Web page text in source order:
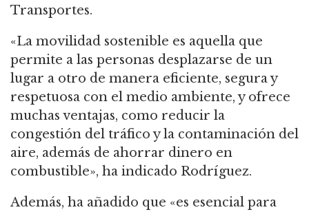
Transportes.
«La movilidad sostenible es aquella que
permite a las personas desplazarse de un
lugar a otro de manera eficiente, segura y
respetuosa con el medio ambiente, y ofrece
muchas ventajas, como reducir la
congestión del tráfico y la contaminación del
aire, además de ahorrar dinero en
combustible», ha indicado Rodríguez.
Además, ha añadido que «es esencial para